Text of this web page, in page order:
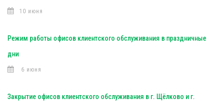
10 июня
Режим работы офисов клиентского обслуживания в праздничные
дни
6 июня
Закрытие офисов клиентского обслуживания в г. Щёлково и г.